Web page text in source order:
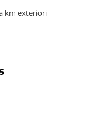
km exteriori